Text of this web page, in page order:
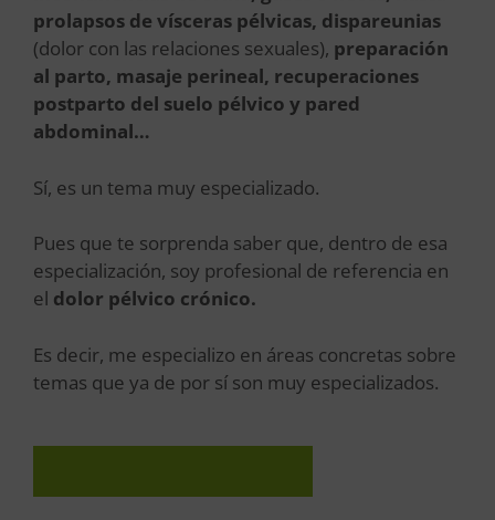
prolapsos de vísceras pélvicas, dispareunias
(dolor con las relaciones sexuales), preparación
al parto, masaje perineal, recuperaciones
postparto del suelo pélvico y pared
abdominal…
Sí, es un tema muy especializado.
Pues que te sorprenda saber que, dentro de esa
especialización, soy profesional de referencia en
el dolor pélvico crónico.
Es decir, me especializo en áreas concretas sobre
temas que ya de por sí son muy especializados.